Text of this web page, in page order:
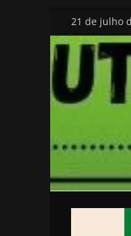
Pular
para
o
conteúdo
21 de julho